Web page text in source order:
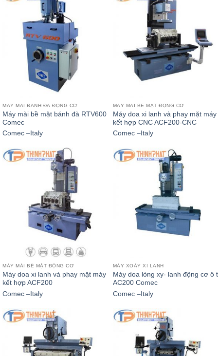
MÁY MÀI BÁNH ĐÀ ĐỘNG CƠ
Máy mài bề mặt bánh đà RTV600
Comec
Comec –Italy
MÁY MÀI BỀ MẶT ĐỘNG CƠ
Máy doa xi lanh và phay mặt máy
kết hợp CNC ACF200-CNC
Comec –Italy
MÁY MÀI BỀ MẶT ĐỘNG CƠ
Máy doa xi lanh và phay mặt máy
kết hợp ACF200
Comec –Italy
MÁY XOÁY XI LANH
Máy doa lòng xy- lanh động cơ ô
AC200 Comec
Comec –Italy